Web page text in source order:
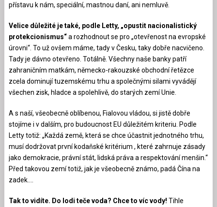
přístavu k nám, speciální, mastnou daní, ani nemluvě.
Velice důležité je také, podle Letty, „opustit nacionalistický
protekcionismus“a rozhodnout se pro „otevřenost na evropské
úrovni“. To už ovšem máme, tady v Česku, taky dobře nacvičeno.
Tady je dávno otevřeno. Totálně. Všechny naše banky patří
zahraničním matkám, německo-rakouzské obchodní řetězce
zcela dominují tuzemskému trhu a společnými silami vyvádějí
všechen zisk, hladce a spolehlivě, do starých zemí Unie.
A s naší, všeobecně oblíbenou, Fialovou vládou, si jistě dobře
stojíme i v dalším, pro budoucnost EU důležitém kriteriu. Podle
Letty totiž: „Každá země, která se chce účastnit jednotného trhu,
musí dodržovat první kodaňské kritérium , které zahrnuje zásady
jako demokracie, právní stát, lidská práva a respektování menšin.“
Před takovou zemí totiž, jak je všeobecně známo, padá Čína na
zadek….
Tak to vidíte. Do lodi teče voda? Chce to víc vody! Tihle